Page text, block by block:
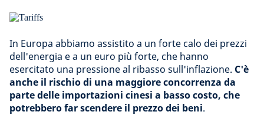
In Europa abbiamo assistito a un forte calo dei prezzi
dell'energia e a un euro più forte, che hanno
esercitato una pressione al ribasso sull'inflazione. C'è
anche il rischio di una maggiore concorrenza da
parte delle importazioni cinesi a basso costo, che
potrebbero far scendere il prezzo dei beni.